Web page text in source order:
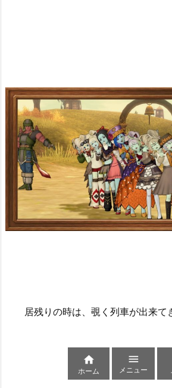
居残りの時は、覗く列車が出来て

ホーム

メニュー